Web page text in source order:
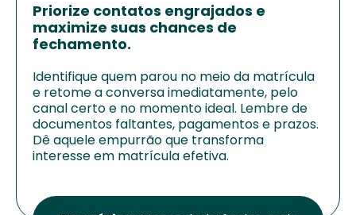
Priorize contatos engrajados e
maximize suas chances de
fechamento.
Identifique quem parou no meio da matrícula
e retome a conversa imediatamente, pelo
canal certo e no momento ideal. Lembre de
documentos faltantes, pagamentos e prazos.
Dê aquele empurrão que transforma
interesse em matrícula efetiva.